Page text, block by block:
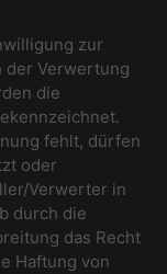
zur
der Verwertung
die
fehlt, dürfen
oder
Verwerter in
durch die
das Recht
Haftung von